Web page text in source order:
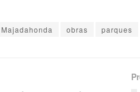
Majadahonda obras parques